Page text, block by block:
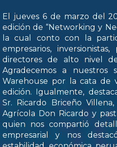
El jueves 6 de marzo del
edición de “Networking y
la cual conto con la
empresarios,
directores de alto nivel
Agradecemos a nuestros
Warehouse por la cata de
edición. Igualmente,
Sr. Ricardo Briceño
Agrícola Don Ricardo y
quien nos compartió
empresarial y nos